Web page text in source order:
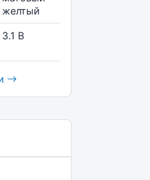
желтый
3.1 В